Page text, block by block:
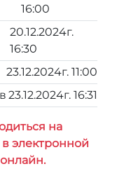
16:00
20.12.2024г.
16:30
23.12.2024г. 11:00
23.12.2024г. 16:31
на
электронной